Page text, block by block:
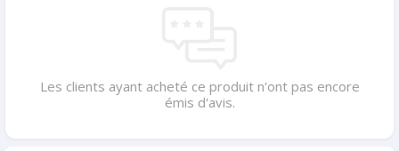
Les clients ayant acheté ce produit n'ont pas encore
émis d'avis.